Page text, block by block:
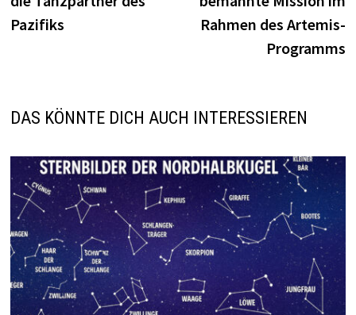
Pazifiks
Rahmen des Artemis-
Programms
DAS KÖNNTE DICH AUCH INTERESSIEREN